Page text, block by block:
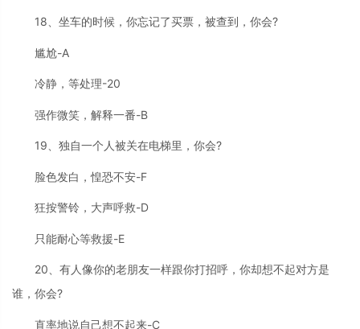
18、坐车的时候，你忘记了买票，被查到，你会?
尴尬-A
冷静，等处理-20
强作微笑，解释一番-B
19、独自一个人被关在电梯里，你会?
脸色发白，惶恐不安-F
狂按警铃，大声呼救-D
只能耐心等救援-E
20、有人像你的老朋友一样跟你打招呼，你却想不起对方是
谁，你会?
直率地说自己想不起来-C